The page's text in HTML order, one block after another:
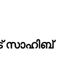
സാഹിബ്